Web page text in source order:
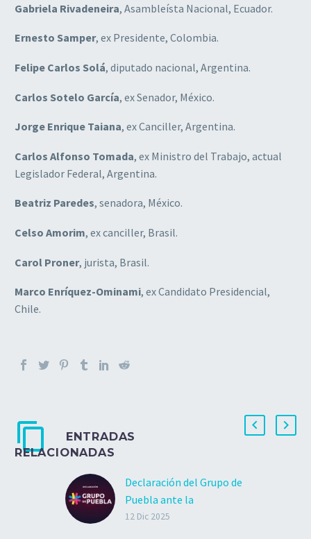
Gabriela Rivadeneira, Asambleísta Nacional, Ecuador.
Ernesto Samper, ex Presidente, Colombia.
Felipe Carlos Solá, diputado nacional, Argentina.
Carlos Sotelo García, ex Senador, México.
Jorge Enrique Taiana, ex Canciller, Argentina.
Carlos Alfonso Tomada, ex Ministro del Trabajo, actual
Legislador Federal, Argentina.
Beatriz Paredes, senadora, México.
Celso Amorim, ex canciller, Brasil.
Carol Proner, jurista, Brasil.
Marco Enríquez-Ominami, ex Candidato Presidencial,
Chile.
ENTRADAS
RELACIONADAS
Declaración del Grupo de
Puebla ante la
aprehensión del
12 Dic 2025